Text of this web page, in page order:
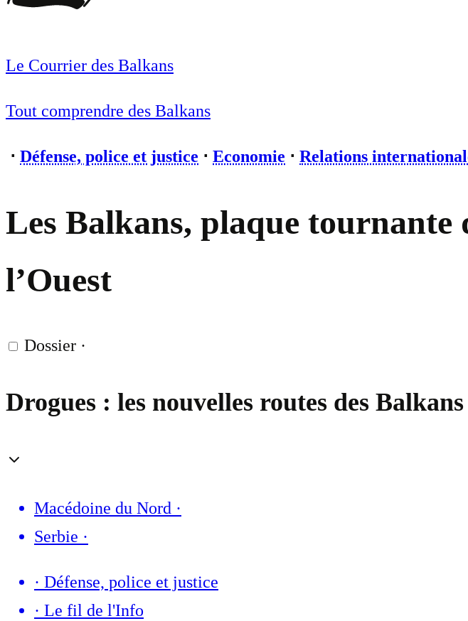
Le Courrier des Balkans
Tout comprendre des Balkans
⋅ Défense, police et justice ⋅ Economie ⋅ Relations
Les Balkans, plaque
l’Ouest
Dossier ·
Drogues : les nouvelles routes des Balkans
Macédoine du Nord ·
Serbie ·
· Défense, police et justice
· Le fil de l'Info